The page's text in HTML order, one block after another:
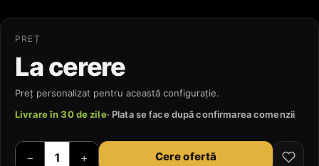
PREȚ
La cerere
Preț personalizat pentru această configurație.
Livrare în 30 de zile· Plata se face după confirmarea comenzii
− + Cere ofertă